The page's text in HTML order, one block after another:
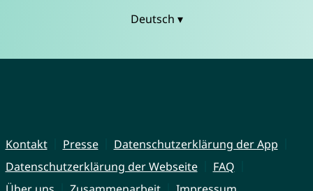
Deutsch ▾
Kontakt Presse
Datenschutzerklärung der App
Datenschutzerklärung der Webseite
FAQ